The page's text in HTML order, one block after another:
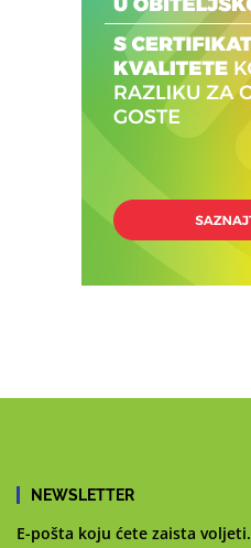
NEWSLETTER
E-pošta koju ćete zaista voljeti.